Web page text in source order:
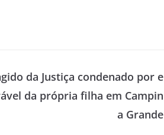
da Justiça condenado por e
da própria filha em Campin
a Grande